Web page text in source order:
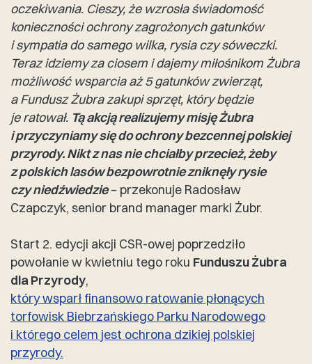
oczekiwania. Cieszy, że wzrosła świadomość
konieczności ochrony zagrożonych gatunków
i sympatia do samego wilka, rysia czy sóweczki.
Teraz idziemy za ciosem i dajemy miłośnikom Żubra
możliwość wsparcia aż 5 gatunków zwierząt,
a Fundusz Żubra zakupi sprzęt, który będzie
je ratował. Tą akcją realizujemy misję Żubra
i przyczyniamy się do ochrony bezcennej polskiej
przyrody. Nikt z nas nie chciałby przecież, żeby
z polskich lasów bezpowrotnie zniknęły rysie
czy niedźwiedzie– przekonuje Radosław
Czapczyk, senior brand manager marki Żubr.
Start 2. edycji akcji CSR-owej poprzedziło
powołanie w kwietniu tego roku Funduszu Żubra
dla Przyrody,
który wsparł finansowo ratowanie płonących
torfowisk Biebrzańskiego Parku Narodowego
i którego celem jest ochrona dzikiej polskiej
przyrody.